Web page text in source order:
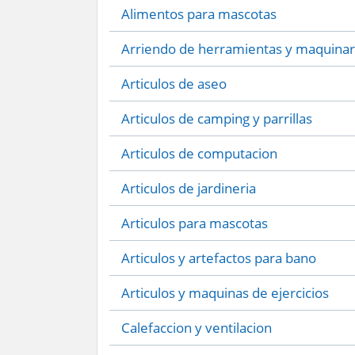
Alimentos para mascotas
Arriendo de herramientas y
Articulos de aseo
Articulos de camping y parrillas
Articulos de computacion
Articulos de jardineria
Articulos para mascotas
Articulos y artefactos para bano
Articulos y maquinas de ejercicios
Calefaccion y ventilacion